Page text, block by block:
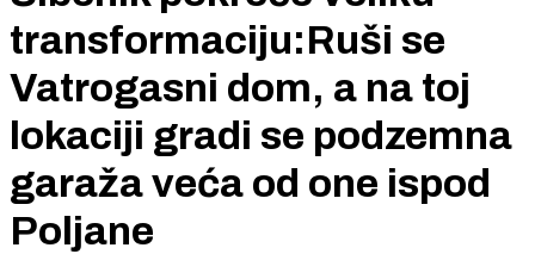
transformaciju:Ruši se
Vatrogasni dom, a na toj
lokaciji gradi se podzemna
garaža veća od one ispod
Poljane